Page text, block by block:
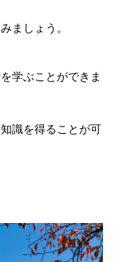
ましょう。
学ぶことができま
識を得ることが可